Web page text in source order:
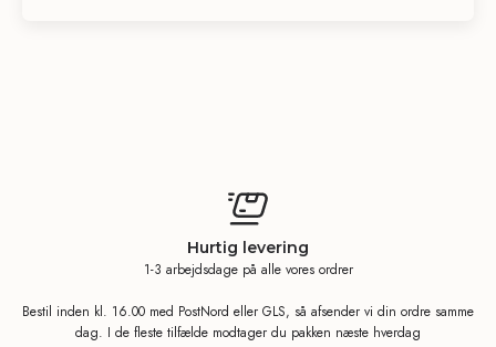
Hurtig levering
1-3 arbejdsdage på alle vores ordrer
Bestil inden kl. 16.00 med PostNord eller GLS, så afsender vi din ordre samme
dag. I de fleste tilfælde modtager du pakken næste hverdag